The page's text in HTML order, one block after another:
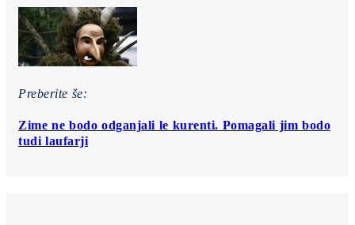
Preberite še:
Zime ne bodo odganjali le kurenti. Pomagali jim bodo
tudi laufarji